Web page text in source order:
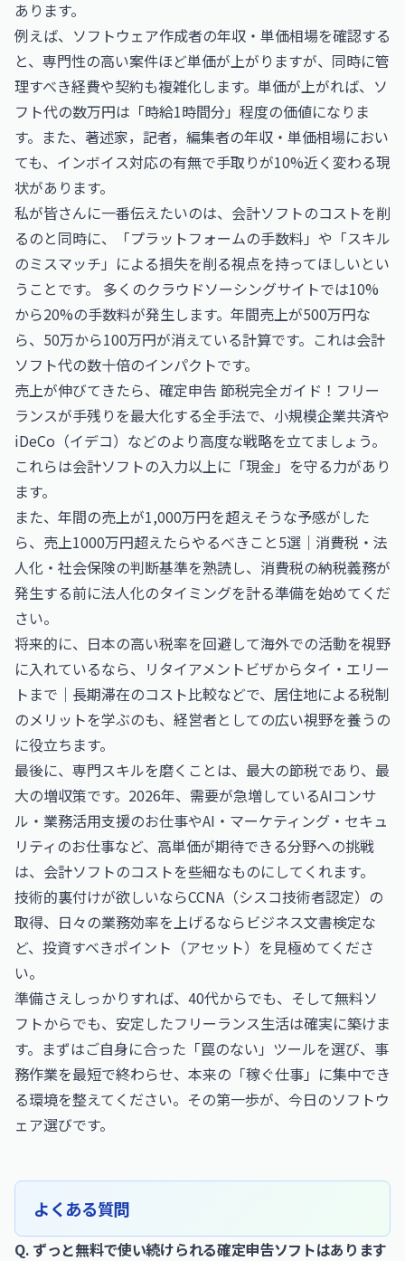
あります。
例えば、 ソフトウェア作成者の年収・単価相場を確認する
と、専門性の高い案件ほど単価が上がりますが、同時に管
理すべき経費や契約も複雑化します。単価が上がれば、ソ
フト代の数万円は「時給1時間分」程度の価値になりま
す。また、 著述家，記者，編集者の年収・単価相場におい
ても、インボイス対応の有無で手取りが10%近く変わる現
状があります。
私が皆さんに一番伝えたいのは、会計ソフトのコストを削
るのと同時に、「プラットフォームの手数料」や「スキル
のミスマッチ」による損失を削る視点を持ってほしいとい
うことです。 多くのクラウドソーシングサイトでは10%
から20%の手数料が発生します。年間売上が500万円な
ら、50万から100万円が消えている計算です。これは会計
ソフト代の数十倍のインパクトです。
売上が伸びてきたら、 確定申告 節税完全ガイド！フリー
ランスが手残りを最大化する全手法で、小規模企業共済や
iDeCo（イデコ）などのより高度な戦略を立てましょう。
これらは会計ソフトの入力以上に「現金」を守る力があり
ます。
また、年間の売上が1,000万円を超えそうな予感がした
ら、 売上1000万円超えたらやるべきこと5選｜消費税・法
人化・社会保険の判断基準を熟読し、消費税の納税義務が
発生する前に法人化のタイミングを計る準備を始めてくだ
さい。
将来的に、日本の高い税率を回避して海外での活動を視野
に入れているなら、 リタイアメントビザからタイ・エリー
トまで｜長期滞在のコスト比較などで、居住地による税制
のメリットを学ぶのも、経営者としての広い視野を養うの
に役立ちます。
最後に、専門スキルを磨くことは、最大の節税であり、最
大の増収策です。2026年、需要が急増しているAIコンサ
ル・業務活用支援のお仕事やAI・マーケティング・セキュ
リティのお仕事など、高単価が期待できる分野への挑戦
は、会計ソフトのコストを些細なものにしてくれます。
技術的裏付けが欲しいならCCNA（シスコ技術者認定） の
取得、日々の業務効率を上げるなら ビジネス文書検定な
ど、投資すべきポイント（アセット）を見極めてくださ
い。
準備さえしっかりすれば、40代からでも、そして無料ソ
フトからでも、安定したフリーランス生活は確実に築けま
す。まずはご自身に合った「罠のない」ツールを選び、事
務作業を最短で終わらせ、本来の「稼ぐ仕事」に集中でき
る環境を整えてください。その第一歩が、今日のソフトウ
ェア選びです。
よくある質問
Q. ずっと無料で使い続けられる確定申告ソフトはあります